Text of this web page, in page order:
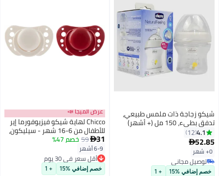
شيكو زجاجة ذات ملمس طبيعي،
تدفق بطيء، 150 مل (+ أشهر)
4.1
12
52.85
0+ شهر
توصيل مجاني
توصيل مجاني
خصم إضافي %15 + 1
عرض الميجا 📣
Chicco لهاية شيكو فيزيوفورما إير
للأطفال من 6-16 شهر - سيليكون،
تصميم تشريحي، عبوة من 2
31
59 خصم 47%
6-9 أشهرأقل سعر في 30 يوم
توصيل مجاني
أقل سعر في 30 يوم
خصم إضافي %15 + 1